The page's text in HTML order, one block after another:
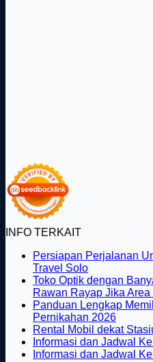
INFO TERKAIT
Persiapan Perjalanan
Travel SoloTak
ada
komentar
pada
Persiapan
Perjalanan
Umroh
dari
Toko Optik dengan
Rawan Rayap Jika
Panduan Lengkap
Pernikahan 2026Tak
ada
pada
Rental Mobil dekat
Informasi dan Jadwal
Informasi dan Jadwal